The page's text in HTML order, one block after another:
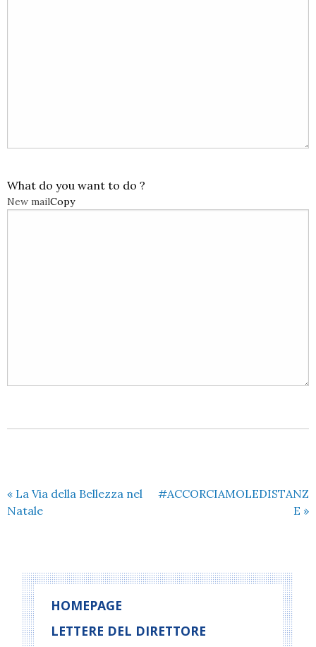
What do you want to do ?
New mailCopy
« La Via della Bellezza nel
Natale
#ACCORCIAMOLEDISTANZ
E »
HOMEPAGE
LETTERE DEL DIRETTORE